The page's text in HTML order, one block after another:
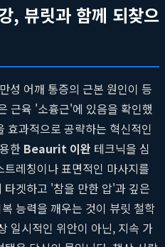
, 뷰릿과 함께 되찾으
성 어깨 통증의 근본 원인이 등
근육 '소흉근'에 있음을 확인했
효과적으로 공략하는 혁신적인
한 Beaurit 이완 테크닉을 심
레칭이나 표면적인 마사지를
겟하고 '참을 만한 압'과 깊은
능력을 깨우는 것이 뷰릿 철학
일시적인 위안이 아닌, 지속 가